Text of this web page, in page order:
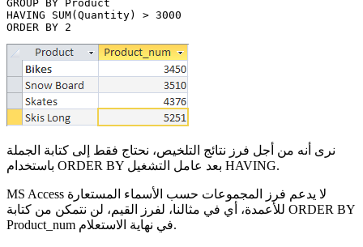
GROUP BY Product
HAVING SUM(Quantity) > 3000
نرى أنه من أجل فرز نتائج التلخيص، نحتاج فقط إلى كتابة الجملة
باستخدام ORDER BY بعد عامل التشغيل HAVING.
MS Access لا يدعم فرز المجموعات حسب الأسماء المستعارة
للأعمدة، أي في مثالنا، لفرز القيم، لن نتمكن من كتابة ORDER BY
Product_num في نهاية الاستعلام.